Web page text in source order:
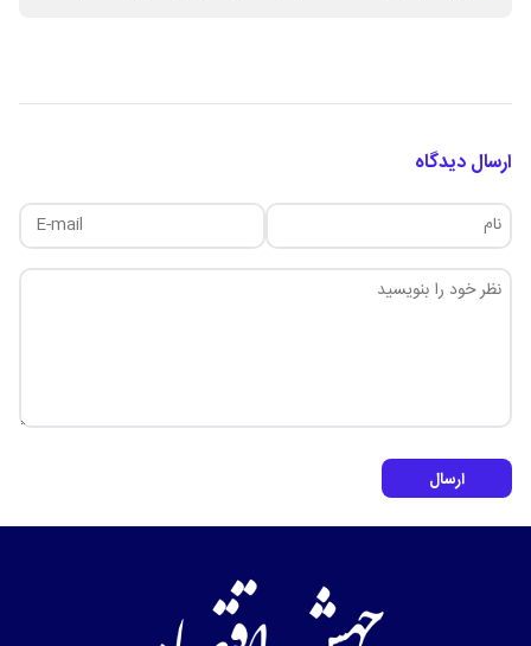
ارسال دیدگاه
ارسال